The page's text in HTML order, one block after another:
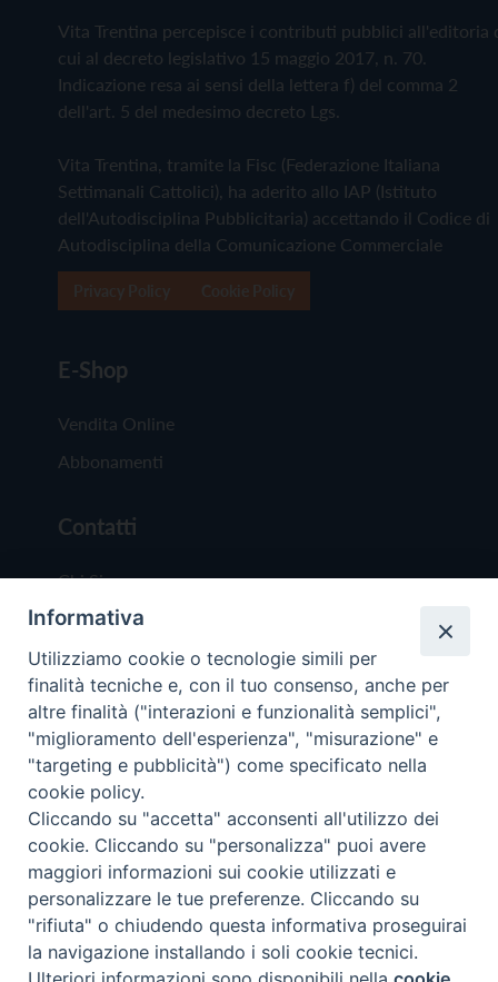
Vita Trentina percepisce i contributi pubblici all'editoria
cui al decreto legislativo 15 maggio 2017, n. 70.
Indicazione resa ai sensi della lettera f) del comma 2
dell'art. 5 del medesimo decreto Lgs.
Vita Trentina, tramite la Fisc (Federazione Italiana
Settimanali Cattolici), ha aderito allo IAP (Istituto
dell'Autodisciplina Pubblicitaria) accettando il Codice di
Autodisciplina della Comunicazione Commerciale
E-Shop
Vendita Online
Abbonamenti
Contatti
Chi Siamo
Redazione
Scrivici
Copyright © 2019 - Tutti i diritti riservati - Vita
Trentina Editrice
Privacy Policy
Torna
Informativa
Utilizziamo cookie o tecnologie simili per
finalità tecniche e, con il tuo consenso, anche per
altre finalità ("interazioni e funzionalità semplici",
"miglioramento dell'esperienza", "misurazione" e
"targeting e pubblicità") come specificato nella
cookie policy.
Cliccando su "accetta" acconsenti all'utilizzo dei
cookie. Cliccando su "personalizza" puoi avere
maggiori informazioni sui cookie utilizzati e
personalizzare le tue preferenze. Cliccando su
"rifiuta" o chiudendo questa informativa proseguirai
la navigazione installando i soli cookie tecnici.